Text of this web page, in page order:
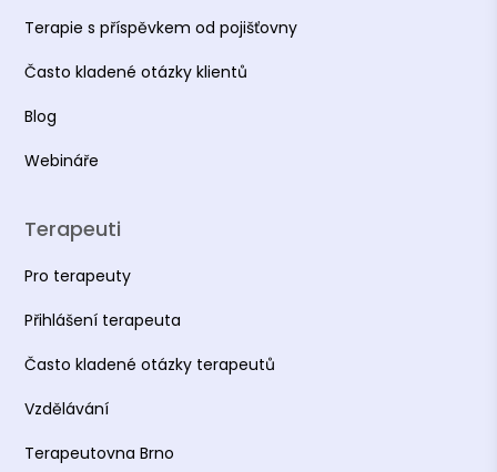
Terapie s příspěvkem od pojišťovny
Často kladené otázky klientů
Blog
Webináře
Terapeuti
Pro terapeuty
Přihlášení terapeuta
Často kladené otázky terapeutů
Vzdělávání
Terapeutovna Brno